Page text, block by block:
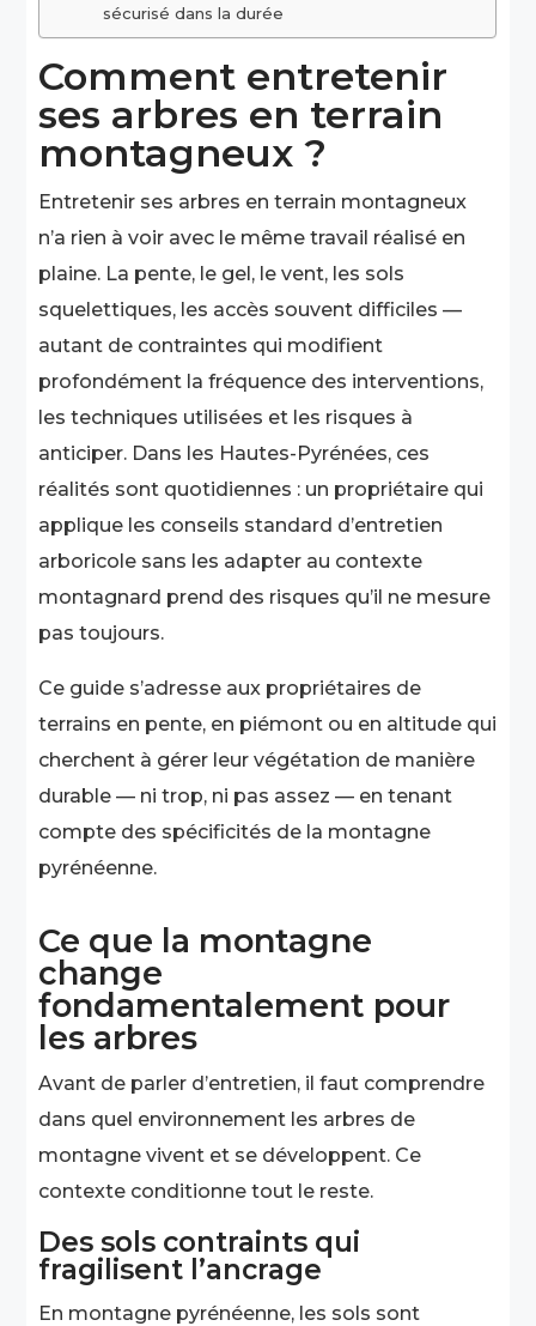
sécurisé dans la durée
Comment entretenir
ses arbres en terrain
montagneux ?
Entretenir ses arbres en terrain montagneux
n’a rien à voir avec le même travail réalisé en
plaine. La pente, le gel, le vent, les sols
squelettiques, les accès souvent difficiles —
autant de contraintes qui modifient
profondément la fréquence des interventions,
les techniques utilisées et les risques à
anticiper. Dans les Hautes-Pyrénées, ces
réalités sont quotidiennes : un propriétaire qui
applique les conseils standard d’entretien
arboricole sans les adapter au contexte
montagnard prend des risques qu’il ne mesure
pas toujours.
Ce guide s’adresse aux propriétaires de
terrains en pente, en piémont ou en altitude qui
cherchent à gérer leur végétation de manière
durable — ni trop, ni pas assez — en tenant
compte des spécificités de la montagne
pyrénéenne.
Ce que la montagne
change
fondamentalement pour
les arbres
Avant de parler d’entretien, il faut comprendre
dans quel environnement les arbres de
montagne vivent et se développent. Ce
contexte conditionne tout le reste.
Des sols contraints qui
fragilisent l’ancrage
En montagne pyrénéenne, les sols sont